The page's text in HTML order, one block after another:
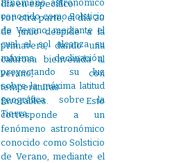
día en específico.
Por otra parte, el día 20
de junio despide a la
primavera, dando una
calurosa bienvenida al
verano, con
temperaturas
favorables. Esto
corresponde a un
fenómeno astronómico
conocido como Solsticio
de Verano, mediante el